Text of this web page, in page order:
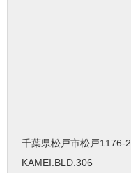
千葉県松戸市松戸1176-2
KAMEI.BLD.306